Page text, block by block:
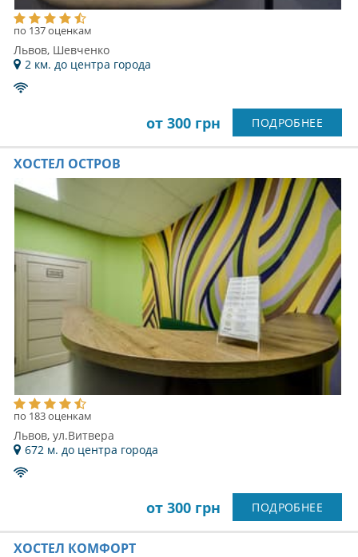
по 137 оценкам
Львов, Шевченко
2 км. до центра города
от 300 грн ПОДРОБНЕЕ
ХОСТЕЛ ОСТРОВ
по 183 оценкам
Львов, ул.Витвера
672 м. до центра города
от 300 грн ПОДРОБНЕЕ
ХОСТЕЛ КОМФОРТ